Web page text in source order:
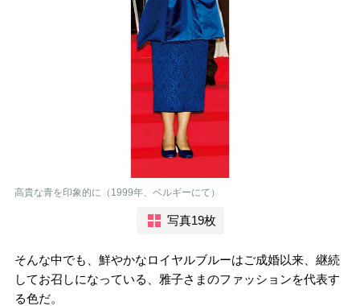
高貴な青を印象的に（1999年、ベルギーにて）
写真19枚
そんな中でも、鮮やかなロイヤルブルーはご成婚以来、継続
してお召しになっている、雅子さまのファッションを代表す
る色だ。